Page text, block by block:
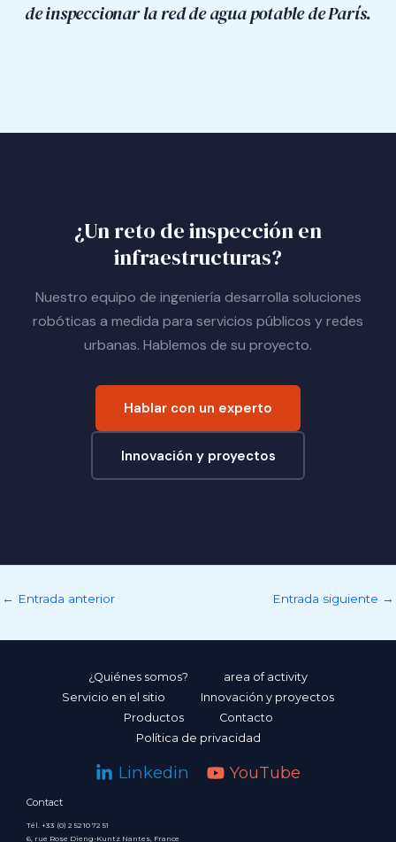
de inspeccionar la red de agua potable de París.
¿Un reto de inspección en
infraestructuras?
Nuestro equipo de ingeniería desarrolla soluciones
robóticas a medida para servicios públicos y redes
urbanas. Hablemos de su proyecto.
Hablar con un experto
Innovación y proyectos
← Entrada anterior Entrada siguiente →
¿Quiénes somos?
area of activity
Servicio en el sitio
Innovación y proyectos
Productos
Contacto
Política de privacidad
Linkedin YouTube
Contact
Tél. +33 (0) 2 52 10 72 51
6, rue Rose Dieng-Kuntz Nantes, France